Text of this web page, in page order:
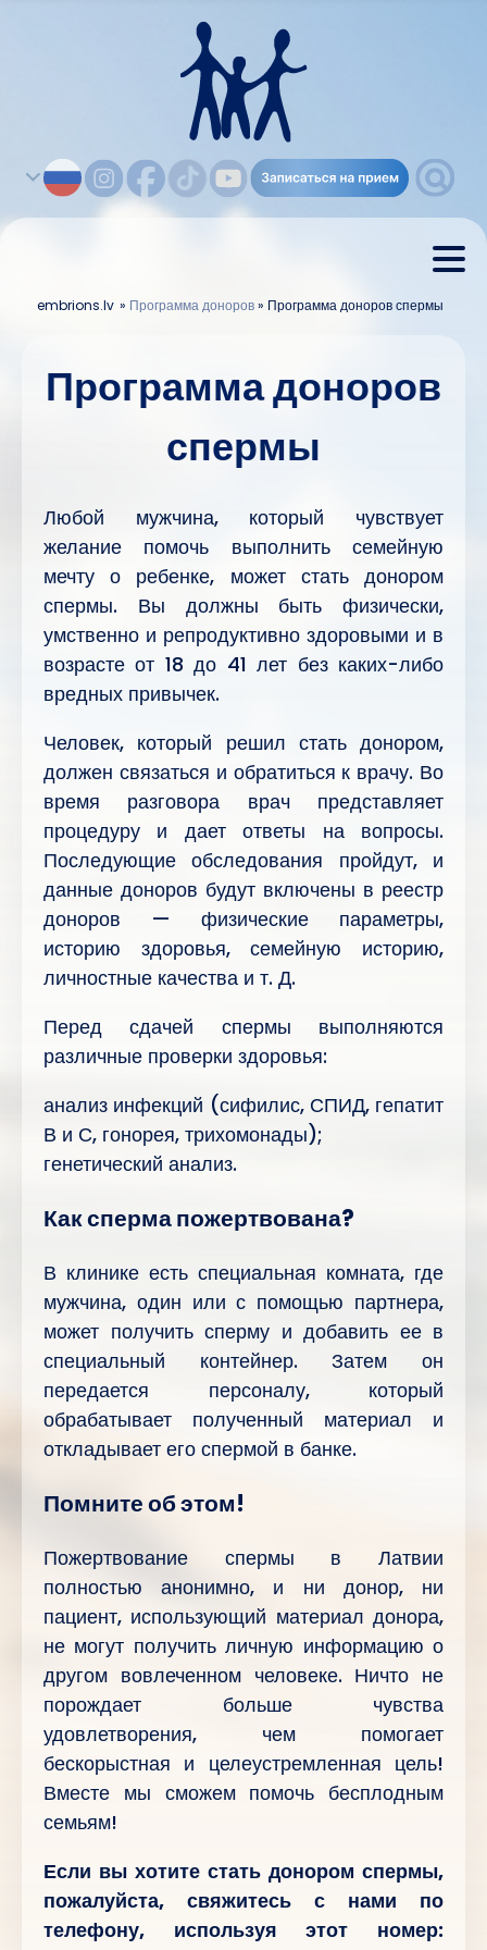
embrions.lv » Программа доноров» Программа доноров спермы
Программа доноров
спермы
Любой мужчина, который чувствует
желание помочь выполнить семейную
мечту о ребенке, может стать донором
спермы. Вы должны быть физически,
умственно и репродуктивно здоровыми и в
возрасте от 18 до 41 лет без каких-либо
вредных привычек.
Человек, который решил стать донором,
должен связаться и обратиться к врачу. Во
время разговора врач представляет
процедуру и дает ответы на вопросы.
Последующие обследования пройдут, и
данные доноров будут включены в реестр
доноров — физические параметры,
историю здоровья, семейную историю,
личностные качества и т. Д.
Перед сдачей спермы выполняются
различные проверки здоровья:
анализ инфекций (сифилис, СПИД, гепатит
В и С, гонорея, трихомонады);
генетический анализ.
Как сперма пожертвована?
В клинике есть специальная комната, где
мужчина, один или с помощью партнера,
может получить сперму и добавить ее в
специальный контейнер. Затем он
передается персоналу, который
обрабатывает полученный материал и
откладывает его спермой в банке.
Помните об этом!
Пожертвование спермы в Латвии
полностью анонимно, и ни донор, ни
пациент, использующий материал донора,
не могут получить личную информацию о
другом вовлеченном человеке. Ничто не
порождает больше чувства
удовлетворения, чем помогает
бескорыстная и целеустремленная цель!
Вместе мы сможем помочь бесплодным
семьям!
Если вы хотите стать донором спермы,
пожалуйста, свяжитесь с нами по
телефону, используя этот номер: